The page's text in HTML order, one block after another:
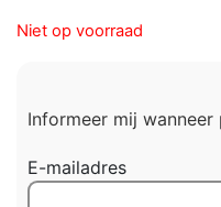
Niet op voorraad
Informeer mij
E-mailadres